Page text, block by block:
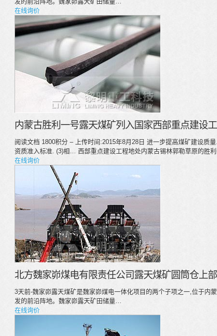
在线询价
内蒙古胜利一号露天煤矿列入国家西部重点建设
阅读文档 1800积分 – 上传时间:2015年8月28日 进一步提高煤矿建设质
资质准入标准. (3)相… 西部重点建设工程地处内蒙古锡林郭勒草原的胜
在线询价
北方魏家峁煤电有限责任公司露天煤矿圆筒仓上
3天前-魏家峁露天煤矿是魏家峁煤电一体化项目的两个子项之一,位于内
发的前沿阵地。魏家峁露天矿田储量…
在线询价